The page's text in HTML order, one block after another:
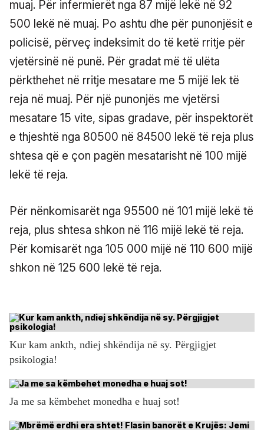
muaj. Për infermierët nga 87 mijë lekë në 92
500 lekë në muaj. Po ashtu dhe për punonjësit e
policisë, përveç indeksimit do të ketë rritje për
vjetërsinë në punë. Për gradat më të ulëta
përkthehet në rritje mesatare me 5 mijë lek të
reja në muaj. Për një punonjës me vjetërsi
mesatare 15 vite, sipas gradave, për inspektorët
e thjeshtë nga 80500 në 84500 lekë të reja plus
shtesa që e çon pagën mesatarisht në 100 mijë
lekë të reja.
Për nënkomisarët nga 95500 në 101 mijë lekë të
reja, plus shtesa shkon në 116 mijë lekë të reja.
Për komisarët nga 105 000 mijë në 110 600 mijë
shkon në 125 600 lekë të reja.
Kur kam ankth, ndiej shkëndija në sy. Përgjigjet
psikologia!
Ja me sa këmbehet monedha e huaj sot!